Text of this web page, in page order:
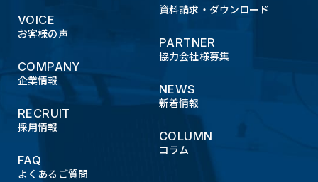
VOICE
お客様の声
COMPANY
企業情報
RECRUIT
採用情報
FAQ
よくあるご質問
資料請求・ダウンロード
PARTNER
協力会社様募集
NEWS
新着情報
COLUMN
コラム